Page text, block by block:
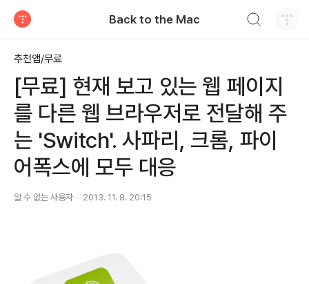
Back to the Mac
추천앱/무료
[무료] 현재 보고 있는 웹 페이지
를 다른 웹 브라우저로 전달해 주
는 'Switch'. 사파리, 크롬, 파이
어폭스에 모두 대응
알 수 없는 사용자 2013. 11. 8. 20:15